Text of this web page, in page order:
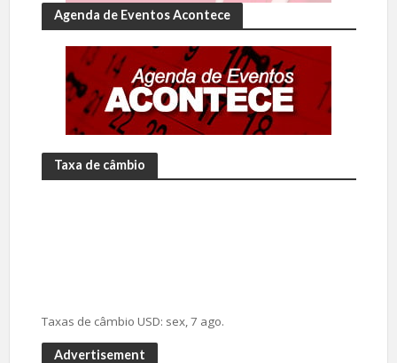
Agenda de Eventos Acontece
Taxa de câmbio
Taxas de câmbio USD: sex, 7 ago.
Advertisement